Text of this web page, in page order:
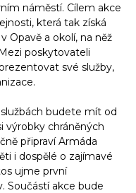
náměstí. Cílem akce
která tak získá
Opavě a okolí, na něž
poskytovateli
své služby,
budete mít od
výrobky chráněných
připraví Armáda
i dospělé o zajímavé
ujme první
Součástí akce bude